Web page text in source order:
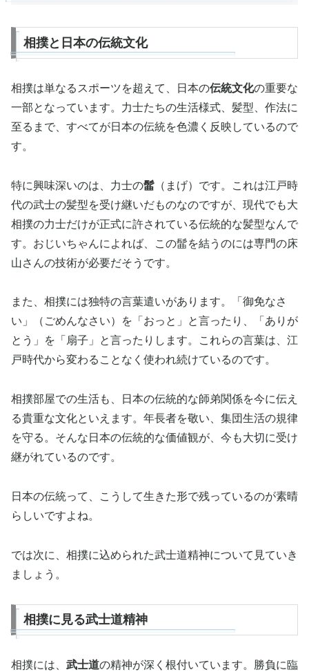
相撲と日本の伝統文化
相撲は単なるスポーツを超えて、日本の伝統文化の重要な
一部となっています。力士たちの生活様式、髪型、作法に
至るまで、すべてが日本の伝統を色濃く反映しているので
す。
特に興味深いのは、力士の髷 （まげ）です。これは江戸時
代の武士の髪型を受け継いだものなのですが、現代でも大
相撲の力士だけが正式に許されている伝統的な髪型なんで
す。おじいちゃんによれば、この髷を結うのには専門の床
山さんの技術が必要だそうです。
また、相撲には独特の言葉遣いがあります。「御免なさ
い」（ごめんなさい）を「おっと」と言ったり、「ありが
とう」を「扇子」と言ったりします。これらの言葉は、江
戸時代から変わることなく使われ続けているのです。
相撲部屋での生活も、日本の伝統的な師弟関係を今に伝え
る貴重な文化といえます。年長者を敬い、集団生活の規律
を守る。そんな日本の伝統的な価値観が、今も大切に受け
継がれているのです。
日本の伝統って、こうして生きた形で残っているのが素晴
らしいですよね。
では次に、相撲に込められた武士道精神について見ていき
ましょう。
相撲に見る武士道精神
相撲には、 武士道の精神が深く根付いています。勝負に臨